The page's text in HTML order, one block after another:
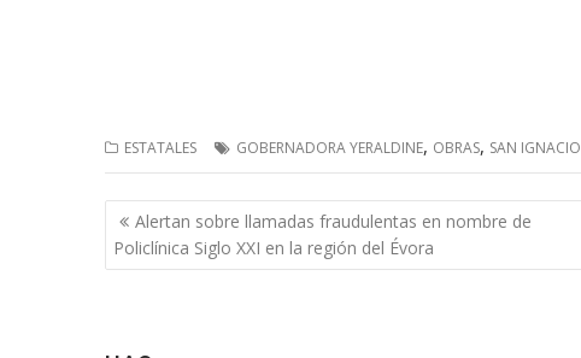
ESTATALES GOBERNADORA YERALDINE, OBRAS, SAN IGNACIO
Navegación
de
entradas
Alertan sobre llamadas fraudulentas en nombre de
Policlínica Siglo XXI en la región del Évora